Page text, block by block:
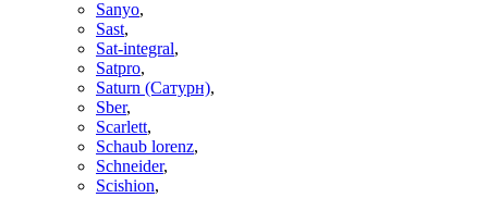
Sanyo,
Sast,
Sat-integral,
Satpro,
Saturn (Сатурн),
Sber,
Scarlett,
Schaub lorenz,
Schneider,
Scishion,